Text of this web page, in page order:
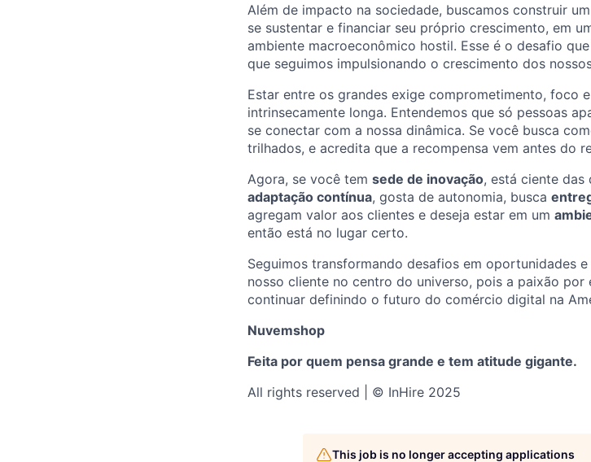
Além de impacto na sociedade, buscamos construir
se sustentar e financiar seu próprio crescimento, em
ambiente macroeconômico hostil. Esse é o desafio
que seguimos impulsionando o crescimento dos
Estar entre os grandes exige comprometimento, foco
intrinsecamente longa. Entendemos que só pessoas
se conectar com a nossa dinâmica. Se você busca
trilhados, e acredita que a recompensa vem antes do
Agora, se você tem sede de inovação, está ciente das
adaptação contínua, gosta de autonomia, busca
agregam valor aos clientes e deseja estar em um
então está no lugar certo.
Seguimos transformando desafios em oportunidades
nosso cliente no centro do universo, pois a paixão por
continuar definindo o futuro do comércio digital na
Nuvemshop
Feita por quem pensa grande e tem atitude gigante.
All rights reserved | © InHire 2025
This job is no longer accepting applications